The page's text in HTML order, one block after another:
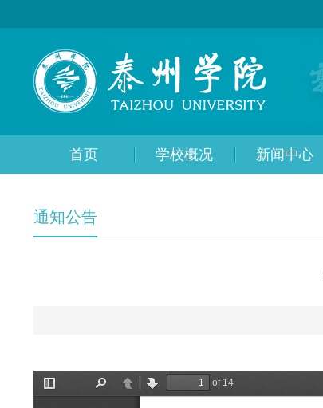
首页 学校概况 新闻中心
通知公告